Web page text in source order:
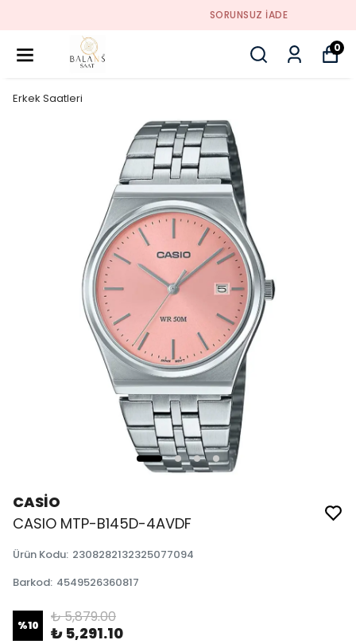
SORUNSUZ İADE
0
Erkek Saatleri
CASİO
CASIO MTP-B145D-4AVDF
Ürün Kodu: 2308282132325077094
Barkod: 4549526360817
%10 ₺ 5,879.00
₺ 5,291.10